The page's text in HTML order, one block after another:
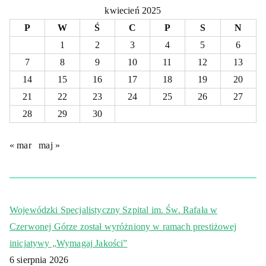
kwiecień 2025
P
W Ś C P S
N
1
2 3 4 5
6
7
8 9 10 11 12
13
14
15 16 17 18 19
20
21
22 23 24 25 26
27
28
29 30
« mar maj »
Wojewódzki Specjalistyczny Szpital im. Św. Rafała w
Czerwonej Górze został wyróżniony w ramach prestiżowej
inicjatywy „Wymagaj Jakości”
6 sierpnia 2026